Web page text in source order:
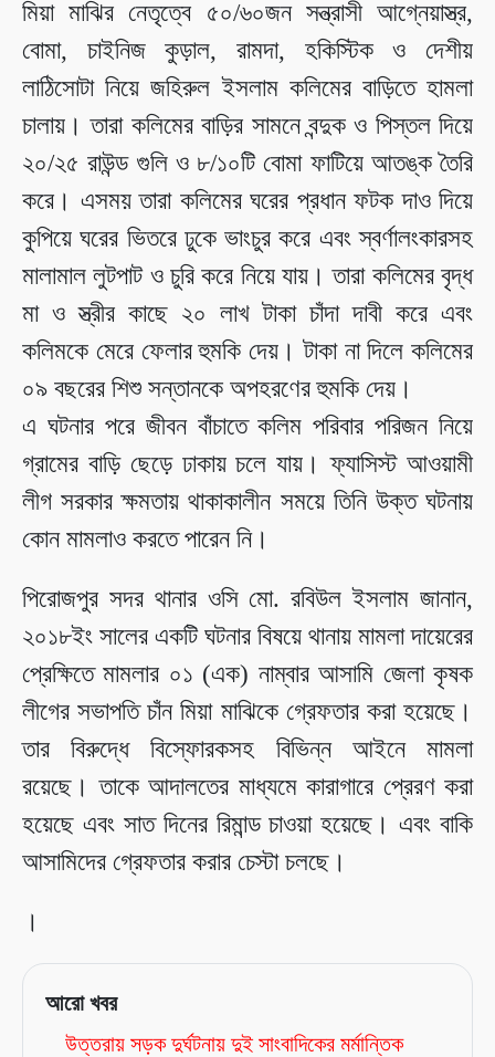
মিয়া মাঝির নেতৃত্বে ৫০/৬০জন সন্ত্রাসী আগ্নেয়াস্ত্র,
বোমা, চাইনিজ কুড়াল, রামদা, হকিস্টিক ও দেশীয়
লাঠিসোটা নিয়ে জহিরুল ইসলাম কলিমের বাড়িতে হামলা
চালায়। তারা কলিমের বাড়ির সামনে বন্দুক ও পিস্তল দিয়ে
২০/২৫ রাউন্ড গুলি ও ৮/১০টি বোমা ফাটিয়ে আতঙ্ক তৈরি
করে। এসময় তারা কলিমের ঘরের প্রধান ফটক দাও দিয়ে
কুপিয়ে ঘরের ভিতরে ঢুকে ভাংচুর করে এবং স্বর্ণালংকারসহ
মালামাল লুটপাট ও চুরি করে নিয়ে যায়। তারা কলিমের বৃদ্ধ
মা ও স্ত্রীর কাছে ২০ লাখ টাকা চাঁদা দাবী করে এবং
কলিমকে মেরে ফেলার হুমকি দেয়। টাকা না দিলে কলিমের
০৯ বছরের শিশু সন্তানকে অপহরণের হুমকি দেয়।
এ ঘটনার পরে জীবন বাঁচাতে কলিম পরিবার পরিজন নিয়ে
গ্রামের বাড়ি ছেড়ে ঢাকায় চলে যায়। ফ্যাসিস্ট আওয়ামী
লীগ সরকার ক্ষমতায় থাকাকালীন সময়ে তিনি উক্ত ঘটনায়
কোন মামলাও করতে পারেন নি।
পিরোজপুর সদর থানার ওসি মো. রবিউল ইসলাম জানান,
২০১৮ইং সালের একটি ঘটনার বিষয়ে থানায় মামলা দায়েরের
প্রেক্ষিতে মামলার ০১ (এক) নাম্বার আসামি জেলা কৃষক
লীগের সভাপতি চাঁন মিয়া মাঝিকে গ্রেফতার করা হয়েছে।
তার বিরুদ্ধে বিস্ফোরকসহ বিভিন্ন আইনে মামলা
রয়েছে। তাকে আদালতের মাধ্যমে কারাগারে প্রেরণ করা
হয়েছে এবং সাত দিনের রিমান্ড চাওয়া হয়েছে। এবং বাকি
আসামিদের গ্রেফতার করার চেস্টা চলছে।
।
আরো খবর
উত্তরায় সড়ক দুর্ঘটনায় দুই সাংবাদিকের মর্মান্তিক